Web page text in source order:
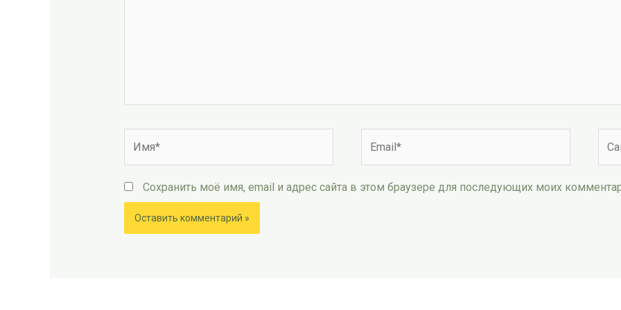
Сохранить моё имя, email и адрес сайта в этом браузере для последующих моих